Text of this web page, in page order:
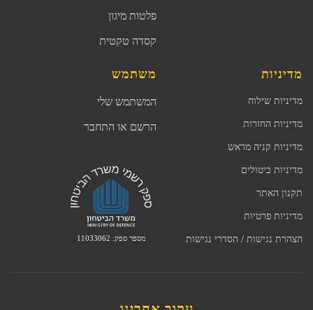
פלטות מיגון
קסדה טקטית
מדיניות
מדיניות שילוח
מדיניות החזרות
מדיניות קניה מראש
מדיניות ביטולים
תקנון האתר
מדיניות פרטיות
הצהרת נגישות / הסדרי נגישות
משתמש
המשתמש שלי
הרשם או התחבר
מספר ספק: 11033062